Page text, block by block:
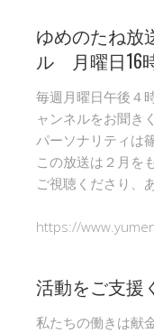
ゆめのたね
ル 月曜日16
毎週月曜日午後４
ャンネルをお聞き
パーソナリティは
この放送は２月を
ご視聴くださり、
https://
活動をご支援
私たちの働きは献